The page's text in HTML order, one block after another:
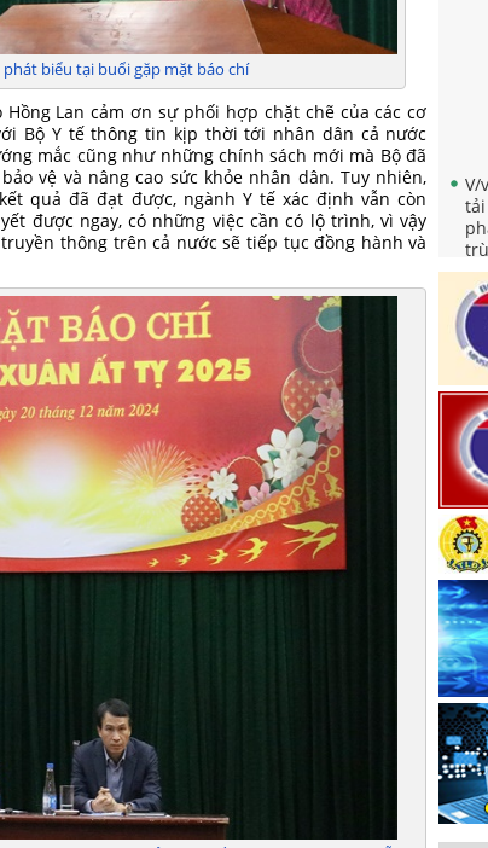
biểu tại buổi gặp mặt báo chí
Lan cảm ơn sự phối hợp chặt chẽ của các cơ
Bộ Y tế thông tin kịp thời tới nhân dân cả nước
mắc cũng như những chính sách mới mà Bộ đã
vệ và nâng cao sức khỏe nhân dân. Tuy nhiên,
quả đã đạt được, ngành Y tế xác định vẫn còn
được ngay, có những việc cần có lộ trình, vì vậy
thông trên cả nước sẽ tiếp tục đồng hành và
tế